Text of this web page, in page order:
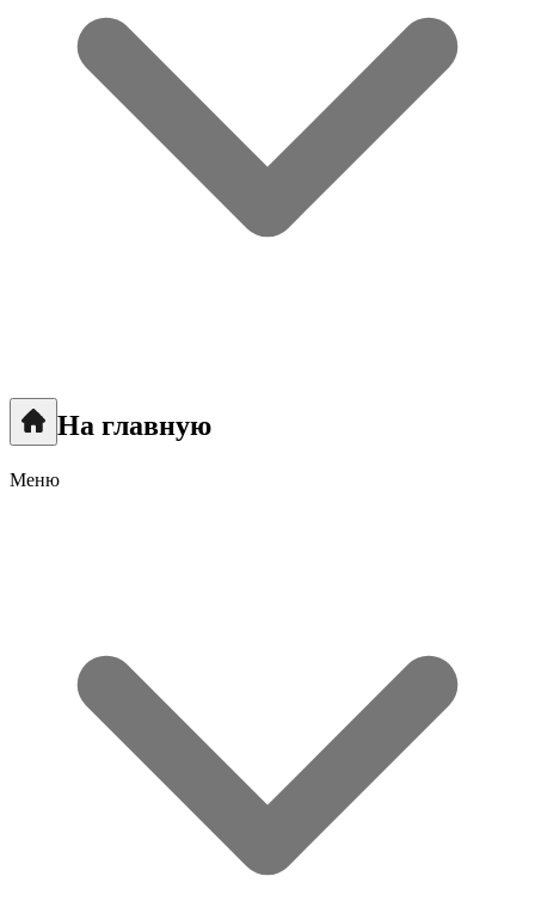
На главную
Меню